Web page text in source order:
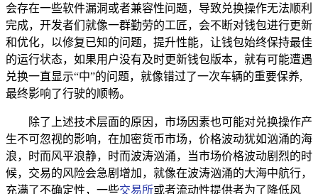
会存在一些软件漏洞或者兼容性问题，导致兑换操作无法顺利
完成，开发者们就像一群勤劳的工匠，会不断对钱包进行更新
和优化，以修复已知的问题，提升性能，让钱包始终保持最佳
的运行状态，如果用户没有及时更新钱包版本，就有可能遭遇
兑换一直显示“中”的问题，就像错过了一次车辆的重要保养,
最终影响了行驶的顺畅。
除了上述技术层面的原因，市场因素也可能对兑换操作产
生不可忽视的影响，在加密货币市场，价格波动犹如汹涌的海
浪，时而风平浪静，时而波涛汹涌，当市场价格波动剧烈的时
候，交易的风险会急剧增加，就像在波涛汹涌的大海中航行，
充满了不确定性，一些交易所或者流动性提供者为了降低风